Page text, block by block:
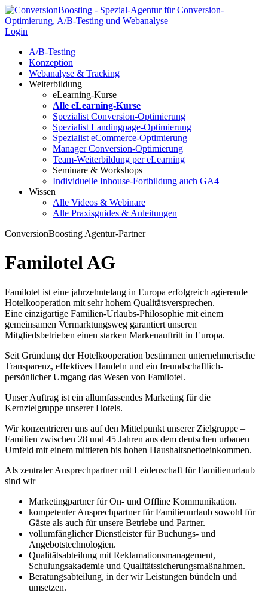
Login
A/B-Testing
Konzeption
Webanalyse & Tracking
Weiterbildung
eLearning-Kurse
Alle eLearning-Kurse
Spezialist Conversion-Optimierung
Spezialist Landingpage-Optimierung
Spezialist eCommerce-Optimierung
Manager Conversion-Optimierung
Team-Weiterbildung per eLearning
Seminare & Workshops
Individuelle Inhouse-Fortbildung auch GA4
Wissen
Alle Videos & Webinare
Alle Praxisguides & Anleitungen
ConversionBoosting Agentur-Partner
Familotel AG
Familotel ist eine jahrzehntelang in Europa erfolgreich agierende
Hotelkooperation mit sehr hohem Qualitätsversprechen.
Eine einzigartige Familien-Urlaubs-Philosophie mit einem
gemeinsamen Vermarktungsweg garantiert unseren
Mitgliedsbetrieben einen starken Markenauftritt in Europa.
Seit Gründung der Hotelkooperation bestimmen unternehmerische
Transparenz, effektives Handeln und ein freundschaftlich-
persönlicher Umgang das Wesen von Familotel.
Unser Auftrag ist ein allumfassendes Marketing für die
Kernzielgruppe unserer Hotels.
Wir konzentrieren uns auf den Mittelpunkt unserer Zielgruppe –
Familien zwischen 28 und 45 Jahren aus dem deutschen urbanen
Umfeld mit einem mittleren bis hohen Haushaltsnettoeinkommen.
Als zentraler Ansprechpartner mit Leidenschaft für Familienurlaub
sind wir
Marketingpartner für On- und Offline Kommunikation.
kompetenter Ansprechpartner für Familienurlaub sowohl für
Gäste als auch für unsere Betriebe und Partner.
vollumfänglicher Dienstleister für Buchungs- und
Angebotstechnologien.
Qualitätsabteilung mit Reklamationsmanagement,
Schulungsakademie und Qualitätssicherungsmaßnahmen.
Beratungsabteilung, in der wir Leistungen bündeln und
umsetzen.